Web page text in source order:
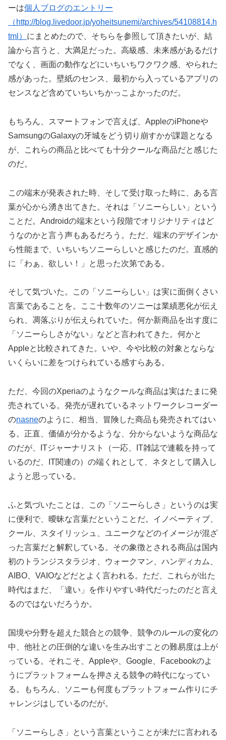
ーは個人ブログのエントリー
（http://blog.livedoor.jp/yoheitsunemi/archives/54108814.h
tml） にまとめたので、そちらを参照して頂きたいが、結
論から言うと、大満足だった。高級感、未来感があるだけ
でなく、画面の動作などにいちいちワクワク感、やられた
感があった。壁紙のセンス、最初から入っているアプリの
センスなど含めていちいちかっこよかったのだ。
もちろん、スマートフォンで言えば、AppleのiPhoneや
SamsungのGalaxyの牙城をどう切り崩すかが課題となる
が、これらの商品と比べても十分クールな商品だと感じた
のだ。
この端末が発表された時、そして受け取った時に、ある言
葉が心から湧き出てきた。それは「ソニーらしい」という
ことだ。Androidの端末という段階でオリジナリティはど
うなのかと言う声もあるだろう。ただ、端末のデザインか
ら性能まで、いちいちソニーらしいと感じたのだ。直感的
に「わぁ、欲しい！」と思った次第である。
そして気づいた。この「ソニーらしい」は実に面倒くさい
言葉であることを。ここ十数年のソニーは業績悪化が伝え
られ、凋落ぶりが伝えられていた。何か新商品を出す度に
「ソニーらしさがない」などと言われてきた。何かと
Appleと比較されてきた。いや、今や比較の対象とならな
いくらいに差をつけられている感すらある。
ただ、今回のXperiaのようなクールな商品は実はたまに発
売されている。発売が遅れているネットワークレコーダー
のnasneのように、相当、冒険した商品も発売されてはい
る。正直、価値が分かるような、分からないような商品な
のだが、ITジャーナリスト（一応、IT雑誌で連載を持って
いるのだ、IT関連の）の端くれとして、ネタとして購入し
ようと思っている。
ふと気づいたことは、この「ソニーらしさ」というのは実
に便利で、曖昧な言葉だということだ。イノベーティブ、
クール、スタイリッシュ、ユニークなどのイメージが混ざ
った言葉だと解釈している。その象徴とされる商品は国内
初のトランジスタラジオ、ウォークマン、ハンディカム、
AIBO、VAIOなどだとよく言われる。ただ、これらが出た
時代はまだ、「違い」を作りやすい時代だったのだと言え
るのではないだろうか。
国境や分野を超えた競合との競争、競争のルールの変化の
中、他社との圧倒的な違いを生み出すことの難易度は上が
っている。それこそ、Appleや、Google、Facebookのよ
うにプラットフォームを押さえる競争の時代になってい
る。もちろん、ソニーも何度もプラットフォーム作りにチ
ャレンジはしているのだが。
「ソニーらしさ」という言葉ということが未だに言われる